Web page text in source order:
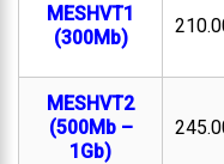
MESHVT1
(300Mb)
MESHVT2
(500Mb –
1Gb)